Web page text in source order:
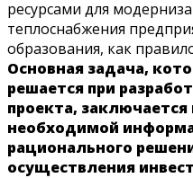
ресурсами для
теплоснабжения
образования, как
Основная задача,
решается при
проекта, заключается
необходимой
рационального
осуществления